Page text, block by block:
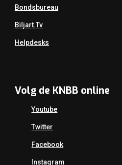
Bondsbureau
Biljart.tv
Helpdesks
Volg de KNBB online
Youtube
Twitter
Facebook
Instagram